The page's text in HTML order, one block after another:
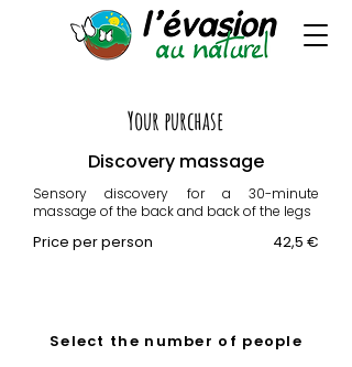
Your purchase
Discovery massage
Sensory discovery for a 30-minute
massage of the back and back of the legs
Price per person 42,5 €
Select the number of people